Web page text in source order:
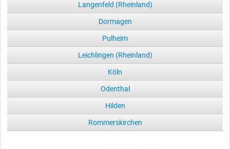
Langenfeld (Rheinland)
Dormagen
Pulheim
Leichlingen (Rheinland)
Köln
Odenthal
Hilden
Rommerskirchen